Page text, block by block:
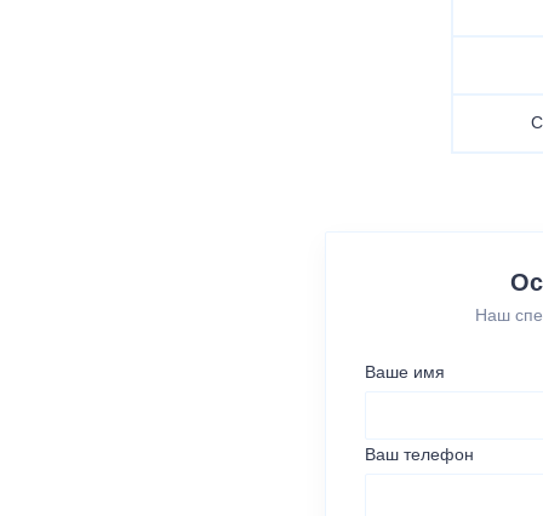
Наш
Ваше имя
Ваш телефон